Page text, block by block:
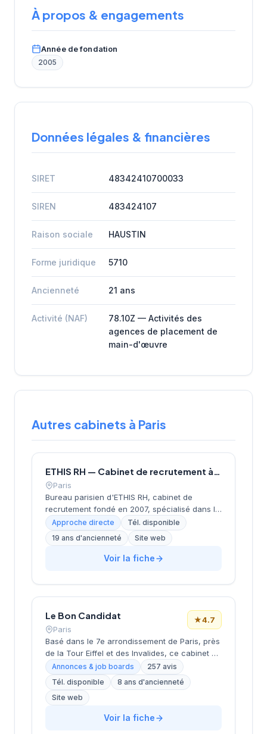
À propos & engagements
Année de fondation
2005
Données légales & financières
SIRET 48342410700033
SIREN 483424107
Raison sociale HAUSTIN
Forme juridique 5710
Ancienneté 21 ans
Activité (NAF)
78.10Z — Activités des
agences de placement de
main-d'œuvre
Autres cabinets à Paris
ETHIS RH — Cabinet de recrutement à Paris
Paris
Bureau parisien d'ETHIS RH, cabinet de
recrutement fondé en 2007, spécialisé dans le
conseil en ressources humaines, le
recrutement de cadres et dirigeants, le
coaching et l'outplacement. Situé au 16 rue de
Monceau dans le 8e arrondissement de Paris,
Approche directe
Tél. disponible
19 ans d'ancienneté
Site web
Voir la fiche
Le Bon Candidat
Paris
★4.7
Basé dans le 7e arrondissement de Paris, près
de la Tour Eiffel et des Invalides, ce cabinet de
recrutement bénéficie d'une localisation
prestigieuse au cœur de la capitale. Installé
rue de Bellechasse, il accompagne les
entreprises dans leurs recrutements avec une
approche personnalisée. La structure affiche
une excellente réputation auprès de sa
Annonces & job boards
257 avis
Tél. disponible
8 ans d'ancienneté
Site web
Voir la fiche